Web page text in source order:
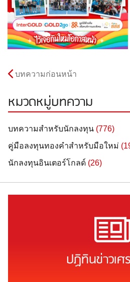
บทความก่อนหน้า
หมวดหมู่บทความ
บทความสำหรับนักลงทุน (776)
คู่มือลงทุนทองคำสำหรับมือใหม่
นักลงทุนอินเตอร์โกลด์ (26)
ปฏิทินข่าวเ